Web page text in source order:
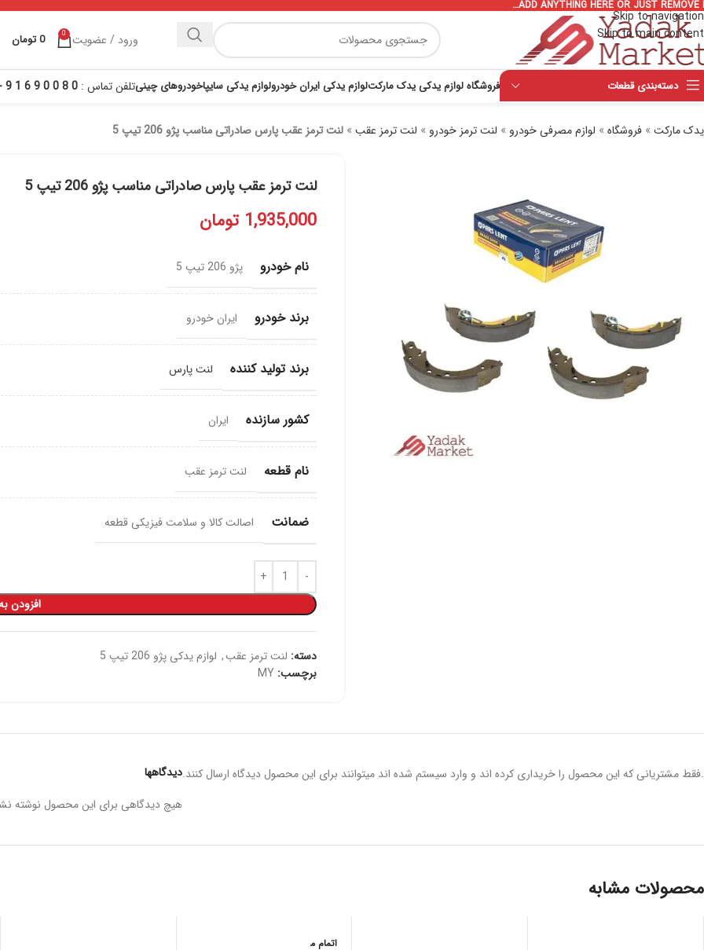
Skip to navigation
Skip to main content
ADD ANYTHING HERE OR JUST REMOVE
ورود / عضویت 0
0 تومان
دسته‌بندی قطعات فروشگاه لوازم یدکی یدک مارکتلوازم یدکی ایران خودرولوازم یدکی سایپاخودروهای چینیتلفن تماس : 0 8 0 0 9 6 1 9 - 021
یدک مارکت» فروشگاه» لوازم مصرفی خودرو » لنت ترمز خودرو » لنت ترمز عقب» لنت ترمز عقب پارس صادراتی مناسب پژو 206 تیپ 5
لنت ترمز عقب پارس صادراتی مناسب پژو 206 تیپ 5
1,935,000 تومان
نام خودرو پژو 206 تیپ 5
برند خودرو ایران خودرو
برند تولید کننده لنت پارس
کشور سازنده ایران
نام قطعه لنت ترمز عقب
ضمانت اصالت کالا و سلامت فیزیکی قطعه
افزودن
دسته: لنت ترمز عقب, لوازم یدکی پژو 206 تیپ 5
برچسب: MY
دیدگاهها
هیچ دیدگاهی برای این محصول نوشته
.فقط مشتریانی که این محصول را خریداری کرده اند و وارد سیستم شده اند میتوانند برای این محصول دیدگاه ارسال کنند.
محصولات مشابه
اتمام م